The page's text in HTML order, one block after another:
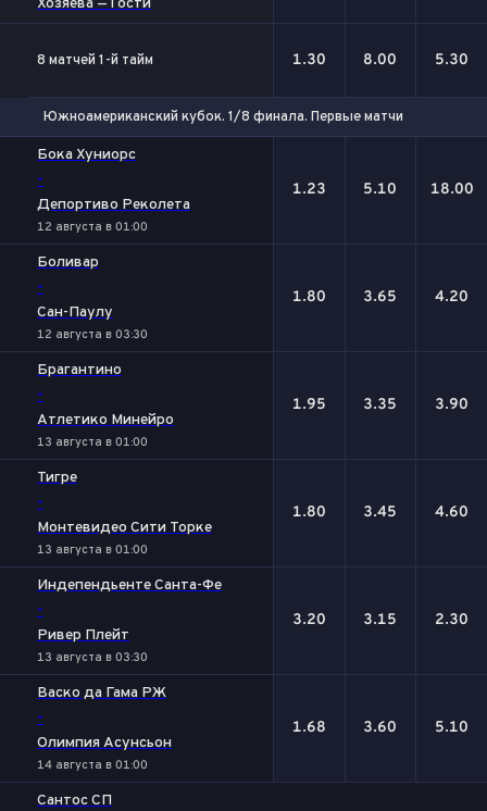
Хозяева — Гости
8 матчей 1-й тайм 1.30 8.00 5.30
Южноамериканский кубок. 1/8 финала. Первые матчи
Бока Хуниорс
-
Депортиво Реколета
12 августа в 01:00
1.23 5.10 18.00
Боливар
-
Сан-Паулу
12 августа в 03:30
1.80 3.65 4.20
Брагантино
-
Атлетико Минейро
13 августа в 01:00
1.95 3.35 3.90
Тигре
-
Монтевидео Сити Торке
13 августа в 01:00
1.80 3.45 4.60
Индепендьенте Санта-Фе
-
Ривер Плейт
13 августа в 03:30
3.20 3.15 2.30
Васко да Гама РЖ
-
Олимпия Асунсьон
14 августа в 01:00
1.68 3.60 5.10
Сантос СП